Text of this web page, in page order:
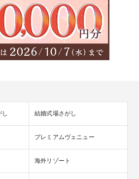
結婚式場さがし
プレミアムヴェニュー
海外リゾート